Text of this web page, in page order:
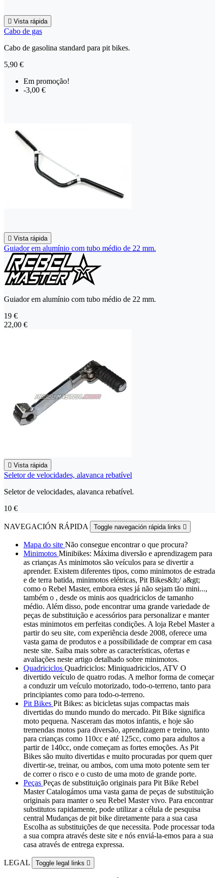
 Vista rápida
Cabo de gas
Cabo de gasolina standard para pit bikes.
5,90 €
Em promoção!
-3,00 €
 Vista rápida
Guiador em alumínio com tubo médio de 22 mm.
Guiador em alumínio com tubo médio de 22 mm.
19 €
22,00 €
 Vista rápida
Seletor de velocidades, alavanca rebatível
Seletor de velocidades, alavanca rebatível.
10 €
NAVEGACIÓN RÁPIDA Toggle navegación rápida links 
Mapa do site Não consegue encontrar o que procura?
Minimotos Minibikes: Máxima diversão e aprendizagem para
as crianças As minimotos são veículos para se divertir a
aprender. Existem diferentes tipos, como minimotos de estrada
e de terra batida, minimotos elétricas, Pit Bikes&lt;/ a&gt;
como o Rebel Master, embora estes já não sejam tão mini...,
também o , desde os minis aos quadriciclos de tamanho
médio. Além disso, pode encontrar uma grande variedade de
peças de substituição e acessórios para personalizar e manter
estas minimotos em perfeitas condições. A loja Rebel Master a
partir do seu site, com experiência desde 2008, oferece uma
vasta gama de produtos e a possibilidade de comprar em casa
neste site. Saiba mais sobre as características, ofertas e
avaliações neste artigo detalhado sobre minimotos.
Quadriciclos Quadriciclos: Miniquadriciclos, ATV O
divertido veículo de quatro rodas. A melhor forma de começar
a conduzir um veículo motorizado, todo-o-terreno, tanto para
principiantes como para todo-o-terreno.
Pit Bikes Pit Bikes: as bicicletas sujas compactas mais
divertidas do mundo mundo do mercado. Pit Bike significa
moto pequena. Nasceram das motos infantis, e hoje são
tremendas motos para diversão, aprendizagem e treino, tanto
para crianças como 110cc e até 125cc, como para adultos a
partir de 140cc, onde começam as fortes emoções. As Pit
Bikes são muito divertidas e muito procuradas por quem quer
divertir-se, treinar, ou ambos, com uma moto potente sem ter
de correr o risco e o custo de uma moto de grande porte.
Peças Peças de substituição originais para Pit Bike Rebel
Master Catalogámos uma vasta gama de peças de substituição
originais para manter o seu Rebel Master vivo. Para encontrar
substitutos rapidamente, pode utilizar a célula de pesquisa
central Mudanças de pit bike diretamente para a sua casa
Escolha as substituições de que necessita. Pode processar toda
a sua compra através deste site e nós enviá-la-emos para a sua
casa através de entrega expressa.
LEGAL Toggle legal links 